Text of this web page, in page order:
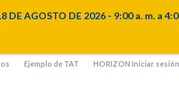
Ejemplo de TAT HORIZON Iniciar sesión
DE AGOSTO DE 2026 - 9:00 a. m. a